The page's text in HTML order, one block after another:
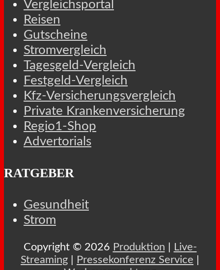
Vergleichsportal
Reisen
Gutscheine
Stromvergleich
Tagesgeld-Vergleich
Festgeld-Vergleich
Kfz-Versicherungsvergleich
Private Krankenversicherung
Regio1-Shop
Advertorials
RATGEBER
Gesundheit
Strom
Copyright © 2026 Produktion
Live-
Streaming
Pressekonferenz Service